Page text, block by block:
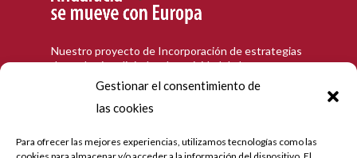
Gestionar el consentimiento de
las cookies
Para ofrecer las mejores experiencias, utilizamos tecnologías como las
Nuestro proyecto de Incorporación de estrategias
de marketing digital en la actividad de la empresa
en la población de Córdoba, que tiene como
objetivo contribuir a la modernización digital y a la
mejora de la competitividad de las personas
ayuda de la Unión Europea y de la Junta de
Andalucía con cargo al Programa Operativo FEDER